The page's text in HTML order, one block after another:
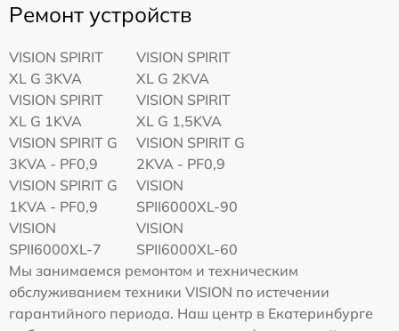
Ремонт устройств
VISION SPIRIT
XL G 3KVA
VISION SPIRIT
XL G 2KVA
VISION SPIRIT
XL G 1KVA
VISION SPIRIT
XL G 1,5KVA
VISION SPIRIT G
3KVA - PF0,9
VISION SPIRIT G
2KVA - PF0,9
VISION SPIRIT G
1KVA - PF0,9
VISION
SPII6000XL-90
VISION
SPII6000XL-7
VISION
SPII6000XL-60
Мы занимаемся ремонтом и техническим
обслуживанием техники VISION по истечении
гарантийного периода. Наш центр в Екатеринбурге